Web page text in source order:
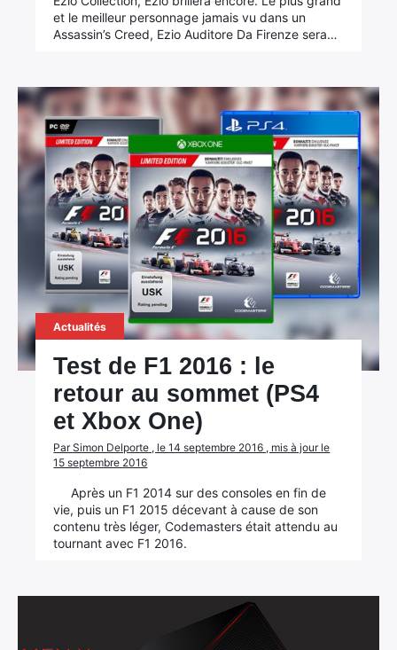
et le meilleur personnage jamais vu dans un
Assassin’s Creed, Ezio Auditore Da Firenze sera…
Actualités
Test de F1 2016 : le
retour au sommet (PS4
et Xbox One)
Par Simon Delporte , le 14 septembre 2016 , mis à jour le
15 septembre 2016
Après un F1 2014 sur des consoles en fin de
vie, puis un F1 2015 décevant à cause de son
contenu très léger, Codemasters était attendu au
tournant avec F1 2016.